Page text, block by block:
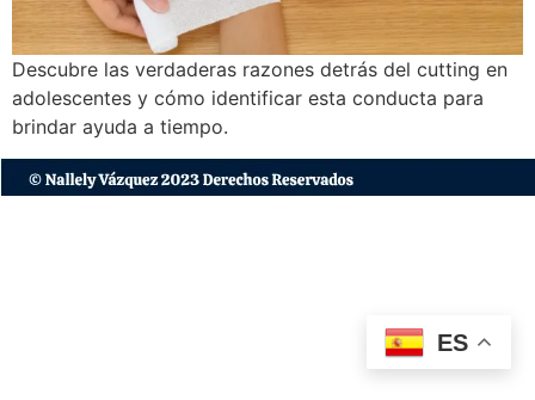
Descubre las verdaderas razones detrás del cutting en
adolescentes y cómo identificar esta conducta para
brindar ayuda a tiempo.
ES